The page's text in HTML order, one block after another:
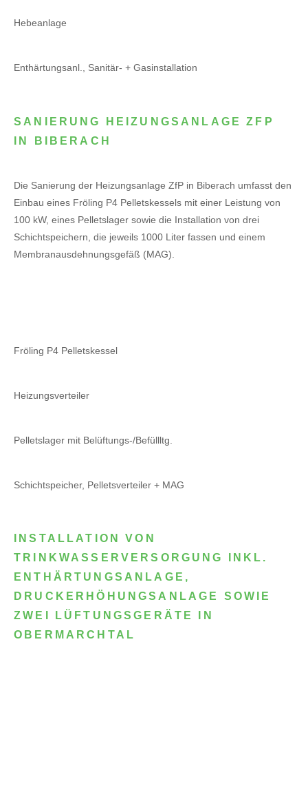
Hebeanlage
Enthärtungsanl., Sanitär- + Gasinstallation
SANIERUNG HEIZUNGSANLAGE ZFP
IN BIBERACH
Die Sanierung der Heizungsanlage ZfP in Biberach umfasst den
Einbau eines Fröling P4 Pelletskessels mit einer Leistung von
100 kW, eines Pelletslager sowie die Installation von drei
Schichtspeichern, die jeweils 1000 Liter fassen und einem
Membranausdehnungsgefäß (MAG).
Fröling P4 Pelletskessel
Heizungsverteiler
Pelletslager mit Belüftungs-/Befüllltg.
Schichtspeicher, Pelletsverteiler + MAG
INSTALLATION VON
TRINKWASSERVERSORGUNG INKL.
ENTHÄRTUNGSANLAGE,
DRUCKERHÖHUNGSANLAGE SOWIE
ZWEI LÜFTUNGSGERÄTE IN
OBERMARCHTAL